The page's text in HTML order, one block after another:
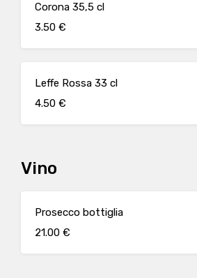
Corona 35,5 cl
3.50 €
Leffe Rossa 33 cl
4.50 €
Vino
Prosecco bottiglia
21.00 €